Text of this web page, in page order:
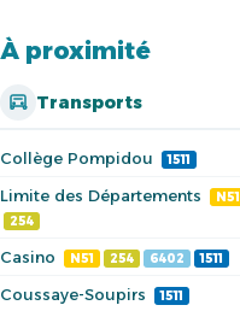
À proximité
Transports
Collège Pompidou 1511
Limite des Départements N51
254
Casino N51 254 6402 1511
Coussaye-Soupirs 1511